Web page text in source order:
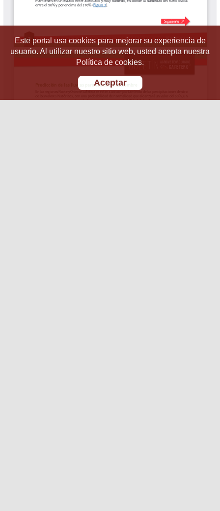
Este portal usa cookies para mejorar su experiencia de
usuario. Al utilizar nuestro sitio web, usted acepta nuestra
Política de cookies.
Aceptar